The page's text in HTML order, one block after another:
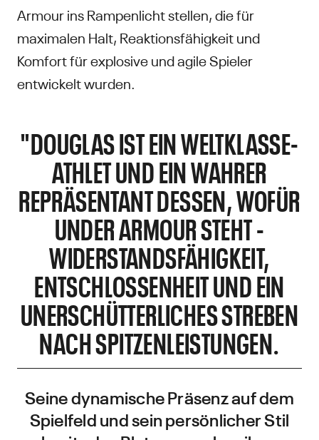
Armour ins Rampenlicht stellen, die für
maximalen Halt, Reaktionsfähigkeit und
Komfort für explosive und agile Spieler
entwickelt wurden.
"DOUGLAS IST EIN WELTKLASSE-
ATHLET UND EIN WAHRER
REPRÄSENTANT DESSEN, WOFÜR
UNDER ARMOUR STEHT -
WIDERSTANDSFÄHIGKEIT,
ENTSCHLOSSENHEIT UND EIN
UNERSCHÜTTERLICHES STREBEN
NACH SPITZENLEISTUNGEN.
Seine dynamische Präsenz auf dem
Spielfeld und sein persönlicher Stil